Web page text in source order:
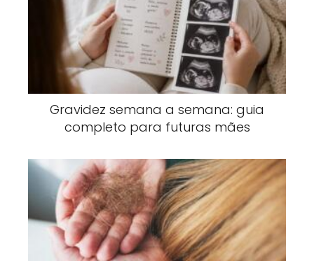
Gravidez semana a semana: guia
completo para futuras mães